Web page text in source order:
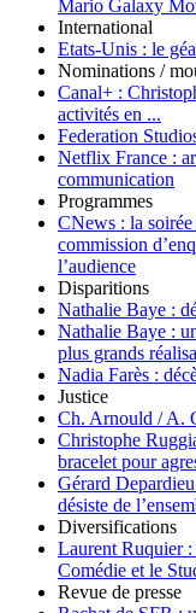
Mario Galaxy
International
Etats-Unis : le
Nominations /
Canal+ :
activités en ...
Federation
Netflix France :
communication
Programmes
CNews : la
commission
l’audience
Disparitions
Nathalie Baye :
Nathalie Baye :
plus grands
Nadia Farès :
Justice
Ch. Arnould / A.
Christophe
bracelet pour
Gérard
désiste de
Diversifications
Laurent Ruquier :
Comédie et le
Revue de presse